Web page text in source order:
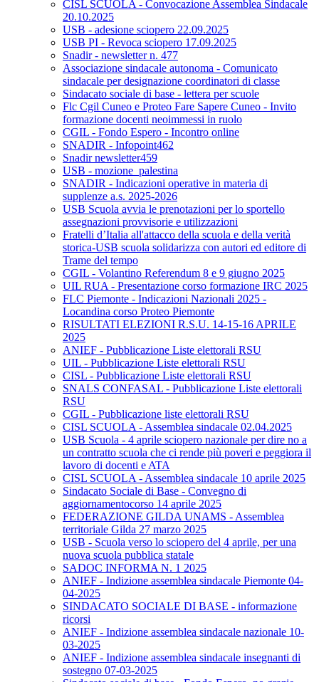
CISL SCUOLA - Convocazione Assemblea Sindacale
20.10.2025
USB - adesione sciopero 22.09.2025
USB PI - Revoca sciopero 17.09.2025
Snadir - newsletter n. 477
Associazione sindacale autonoma - Comunicato
sindacale per designazione coordinatori di classe
Sindacato sociale di base - lettera per scuole
Flc Cgil Cuneo e Proteo Fare Sapere Cuneo - Invito
formazione docenti neoimmessi in ruolo
CGIL - Fondo Espero - Incontro online
SNADIR - Infopoint462
Snadir newsletter459
USB - mozione_palestina
SNADIR - Indicazioni operative in materia di
supplenze a.s. 2025-2026
USB Scuola avvia le prenotazioni per lo sportello
assegnazioni provvisorie e utilizzazioni
Fratelli d’Italia all'attacco della scuola e della verità
storica-USB scuola solidarizza con autori ed editore di
Trame del tempo
CGIL - Volantino Referendum 8 e 9 giugno 2025
UIL RUA - Presentazione corso formazione IRC 2025
FLC Piemonte - Indicazioni Nazionali 2025 -
Locandina corso Proteo Piemonte
RISULTATI ELEZIONI R.S.U. 14-15-16 APRILE
2025
ANIEF - Pubblicazione Liste elettorali RSU
UIL - Pubblicazione Liste elettorali RSU
CISL - Pubblicazione Liste elettorali RSU
SNALS CONFASAL - Pubblicazione Liste elettorali
RSU
CGIL - Pubblicazione liste elettorali RSU
CISL SCUOLA - Assemblea sindacale 02.04.2025
USB Scuola - 4 aprile sciopero nazionale per dire no a
un contratto scuola che ci rende più poveri e peggiora il
lavoro di docenti e ATA
CISL SCUOLA - Assemblea sindacale 10 aprile 2025
Sindacato Sociale di Base - Convegno di
aggiornamentocorso 14 aprile 2025
FEDERAZIONE GILDA UNAMS - Assemblea
territoriale Gilda 27 marzo 2025
USB - Scuola verso lo sciopero del 4 aprile, per una
nuova scuola pubblica statale
SADOC INFORMA N. 1 2025
ANIEF - Indizione assemblea sindacale Piemonte 04-
04-2025
SINDACATO SOCIALE DI BASE - informazione
ricorsi
ANIEF - Indizione assemblea sindacale nazionale 10-
03-2025
ANIEF - Indizione assemblea sindacale insegnanti di
sostegno 07-03-2025